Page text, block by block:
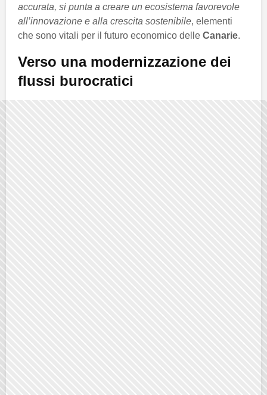
accurata, si punta a creare un ecosistema favorevole
all’innovazione e alla crescita sostenibile, elementi
che sono vitali per il futuro economico delle Canarie.
Verso una modernizzazione dei
flussi burocratici